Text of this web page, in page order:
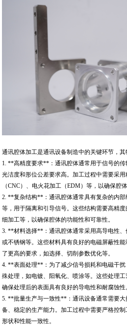
通讯腔体加工是通讯设备制造中的关键环节，
1. **高精度要求**：通讯腔体通常用于信号的
光洁度和形位公差要求高。加工过程中需要采
（CNC）、电火花加工（EDM）等，以确保腔
2. **复杂结构**：通讯腔体通常具有复杂的内
等，用于隔离和引导信号。这些结构需要高精
细加工等，以确保腔体的功能性和可靠性。
3. **材料选择**：通讯腔体通常采用高导电性
或不锈钢等。这些材料具有良好的电磁屏蔽性
了更高的要求，如选择、切削参数优化等。
4. **表面处理**：为了减少信号损耗和电磁干
殊处理，如电镀、阳氧化、喷涂等。这些处理
确保处理后的表面具有良好的导电性和耐腐蚀性
5. **批量生产与一致性**：通讯设备通常需要
备、稳定的生产能力。加工过程中需要严格控制
形状和性能一致性。